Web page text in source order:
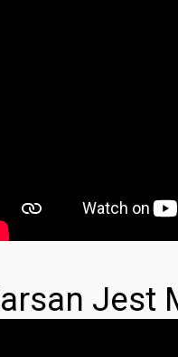
Jest